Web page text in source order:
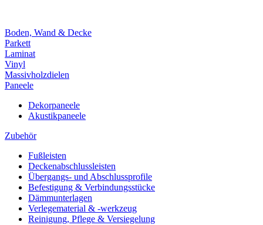
Boden, Wand & Decke
Parkett
Laminat
Vinyl
Massivholzdielen
Paneele
Dekorpaneele
Akustikpaneele
Zubehör
Fußleisten
Deckenabschlussleisten
Übergangs- und Abschlussprofile
Befestigung & Verbindungsstücke
Dämmunterlagen
Verlegematerial & -werkzeug
Reinigung, Pflege & Versiegelung